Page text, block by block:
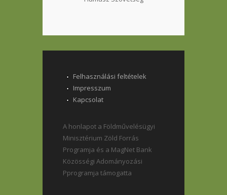
Felhasználási feltételek
Impresszum
Kapcsolat
A honlapot a Földművelésügyi
Minisztérium Zöld Forrás
Programja és a MagNet Bank
Közösségi Adományozási
Pprogramja támogatta